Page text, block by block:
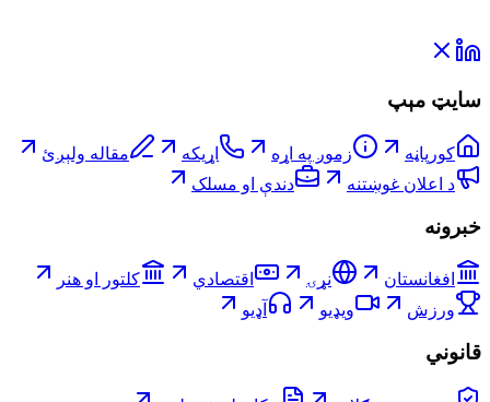
سایټ مېپ
کورپاڼه زموږ په اړه اړیکه
مقاله ولېږئ
د اعلان غوښتنه
دندې او مسلک
خبرونه
افغانستان نړۍ اقتصادي
کلتور او هنر
ورزش
ویډیو آډیو
قانوني